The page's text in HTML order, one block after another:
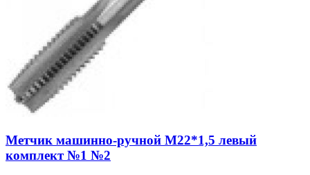
Метчик машинно-ручной М22*1,5 левый
комплект №1 №2